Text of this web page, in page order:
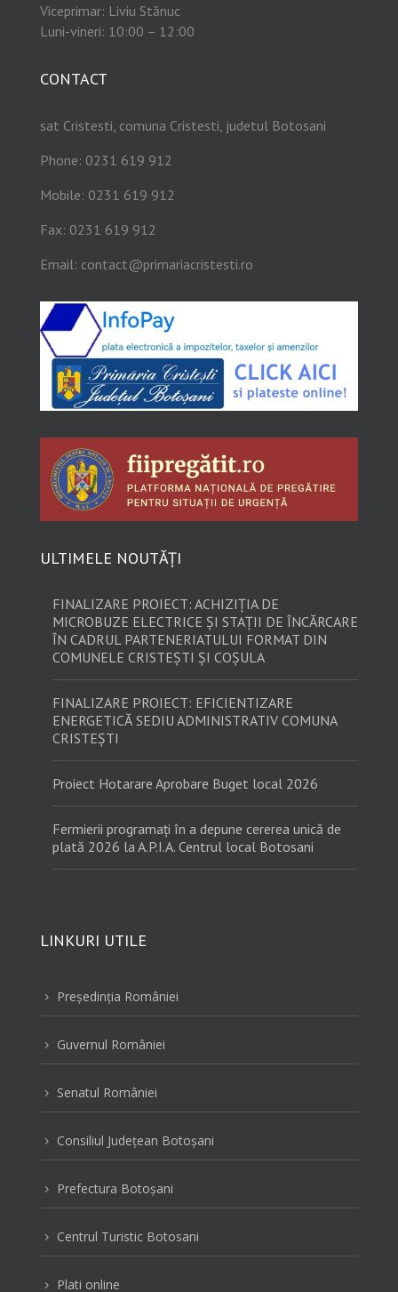
Viceprimar: Liviu Stănuc
Luni-vineri: 10:00 – 12:00
CONTACT
sat Cristesti, comuna Cristesti, judetul Botosani
Phone: 0231 619 912
Mobile: 0231 619 912
Fax: 0231 619 912
Email: contact@primariacristesti.ro
ULTIMELE NOUTĂȚI
FINALIZARE PROIECT: ACHIZIȚIA DE
MICROBUZE ELECTRICE ȘI STAȚII DE ÎNCĂRCARE
ÎN CADRUL PARTENERIATULUI FORMAT DIN
COMUNELE CRISTEȘTI ȘI COȘULA
FINALIZARE PROIECT: EFICIENTIZARE
ENERGETICĂ SEDIU ADMINISTRATIV COMUNA
CRISTEȘTI
Proiect Hotarare Aprobare Buget local 2026
Fermierii programați în a depune cererea unică de
plată 2026 la A.P.I.A. Centrul local Botosani
LINKURI UTILE
5 Preşedinţia României
5 Guvernul României
5 Senatul României
5 Consiliul Judeţean Botoşani
5 Prefectura Botoşani
5 Centrul Turistic Botosani
5 Plati online